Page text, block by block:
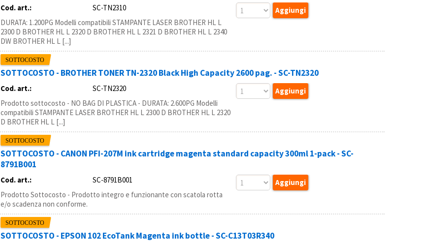
Cod. art.:
SC-TN2310
DURATA: 1.200PG Modelli compatibili STAMPANTE LASER BROTHER HL L
2300 D BROTHER HL L 2320 D BROTHER HL L 2321 D BROTHER HL L 2340
DW BROTHER HL L [...]
SOTTOCOSTO - BROTHER TONER TN-2320 Black High Capacity 2600 pag. - SC-TN2320
Cod. art.:
SC-TN2320
Prodotto sottocosto - NO BAG DI PLASTICA - DURATA: 2.600PG Modelli
compatibili STAMPANTE LASER BROTHER HL L 2300 D BROTHER HL L 2320
D BROTHER HL L [...]
SOTTOCOSTO - CANON PFI-207M ink cartridge magenta standard capacity 300ml 1-pack - SC-
8791B001
Cod. art.:
SC-8791B001
Prodotto Sottocosto - Prodotto integro e funzionante con scatola rotta
e/o scadenza non conforme.
SOTTOCOSTO - EPSON 102 EcoTank Magenta ink bottle - SC-C13T03R340